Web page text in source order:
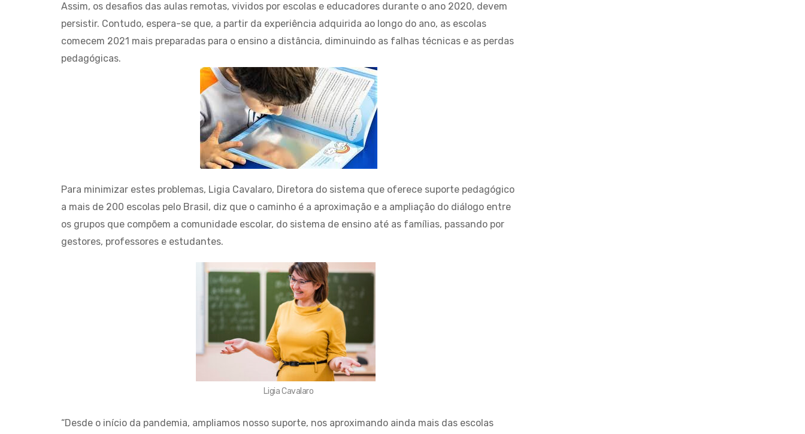
Assim, os desafios das aulas remotas, vividos por escolas e educadores durante o ano 2020, devem
persistir. Contudo, espera-se que, a partir da experiência adquirida ao longo do ano, as escolas
comecem 2021 mais preparadas para o ensino a distância, diminuindo as falhas técnicas e as perdas
pedagógicas.
Para minimizar estes problemas, Ligia Cavalaro, Diretora do sistema que oferece suporte pedagógico
a mais de 200 escolas pelo Brasil, diz que o caminho é a aproximação e a ampliação do diálogo entre
os grupos que compõem a comunidade escolar, do sistema de ensino até as famílias, passando por
gestores, professores e estudantes.
Ligia Cavalaro
“Desde o início da pandemia, ampliamos nosso suporte, nos aproximando ainda mais das escolas